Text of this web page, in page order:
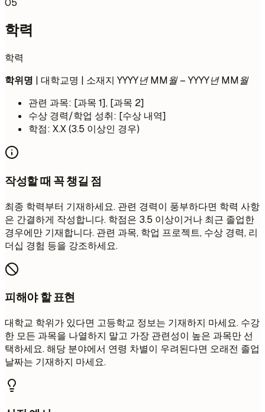
05
학력
학력
학위명 | 대학교명 | 소재지 YYYY년 MM월 – YYYY년 MM월
관련 과목: [과목 1], [과목 2]
수상 경력/학업 성취: [수상 내역]
학점: X.X (3.5 이상인 경우)
작성할 때 꼭 챙길 점
최종 학력부터 기재하세요. 관련 경력이 풍부하다면 학력 사항
은 간결하게 작성합니다. 학점은 3.5 이상이거나 최근 졸업한
경우에만 기재합니다. 관련 과목, 학업 프로젝트, 수상 경력, 리
더십 경험 등을 강조하세요.
피해야 할 표현
대학교 학위가 있다면 고등학교 정보는 기재하지 마세요. 수강
한 모든 과목을 나열하지 말고 가장 관련성이 높은 과목만 선
택하세요. 해당 분야에서 연령 차별이 우려된다면 오래전 졸업
날짜는 기재하지 마세요.